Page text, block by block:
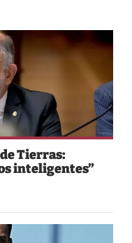
Tierras:
inteligentes”